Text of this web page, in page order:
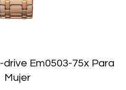
drive Em0503-75x Para
Mujer